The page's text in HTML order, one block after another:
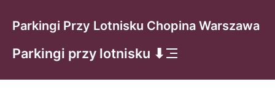
Parkingi Przy Lotnisku Chopina Warszawa
Parkingi przy lotnisku ⬇